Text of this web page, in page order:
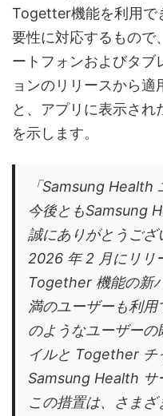
Togetter機能を利用で
要性に対応するもので
ートフォンおよびタブ
ョンのリリースから
と、アプリに表示され
を示します。
「Samsung Health
今後ともSamsung
誠にありがとうござ
2026 年 2 月にリリ
Together 機能の新
満のユーザーも利
のようなユーザー
イルと Together チ
Samsung Health サ
この措置は、さま